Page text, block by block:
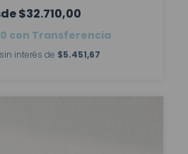
$32.710,00
con Transferencia
interés de $5.451,67